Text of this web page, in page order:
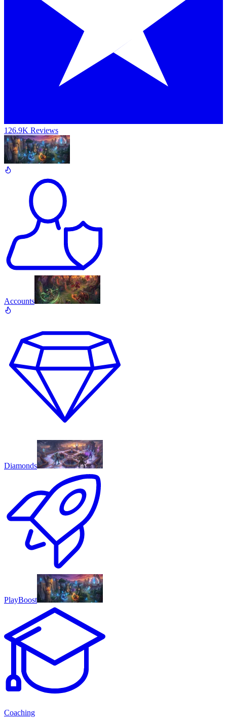
126.9K Reviews
Accounts
Diamonds
PlayBoost
Coaching